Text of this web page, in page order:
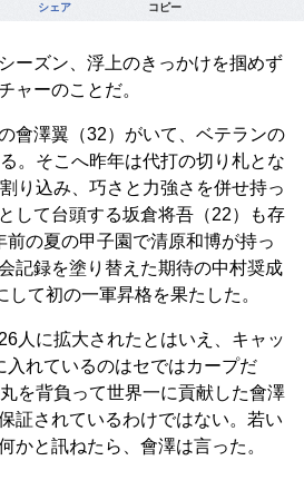
シェア コピー
ーズン、浮上のきっかけを掴めず
ャーのことだ。
會澤翼（32）がいて、ベテランの
。そこへ昨年は代打の切り札とな
り込み、巧さと力強さを併せ持っ
して台頭する坂倉将吾（22）も存
の夏の甲子園で清原和博が持っ
記録を塗り替えた期待の中村奨成
して初の一軍昇格を果たした。
人に拡大されたとはいえ、キャッ
入れているのはセではカープだ
を背負って世界一に貢献した會澤
証されているわけではない。若い
かと訊ねたら、會澤は言った。